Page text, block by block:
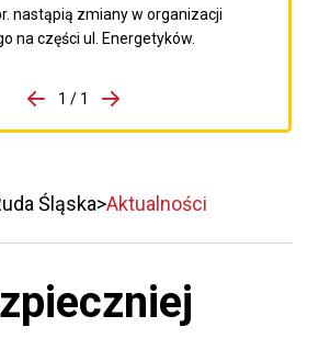
nastąpią zmiany w organizacji
na części ul. Energetyków.
1 / 1
Przejdź do następnego
Śląska Aktualności